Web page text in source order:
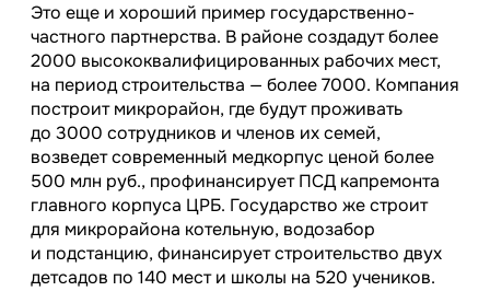
Это еще и хороший пример государственно-
частного партнерства. В районе создадут более
2000 высококвалифицированных рабочих мест,
на период строительства — более 7000. Компания
построит микрорайон, где будут проживать
до 3000 сотрудников и членов их семей,
возведет современный медкорпус ценой более
500 млн руб., профинансирует ПСД капремонта
главного корпуса ЦРБ. Государство же строит
для микрорайона котельную, водозабор
и подстанцию, финансирует строительство двух
детсадов по 140 мест и школы на 520 учеников.